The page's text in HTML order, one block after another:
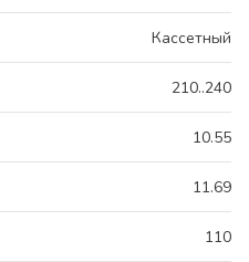
Кассетный
210..240
10.55
11.69
110